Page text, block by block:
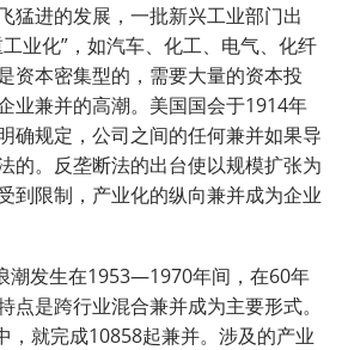
猛进的发展，一批新兴工业部门出
业化”，如汽车、化工、电气、化纤
资本密集型的，需要大量的资本投
业兼并的高潮。美国国会于1914年
确规定，公司之间的任何兼并如果导
的。反垄断法的出台使以规模扩张为
到限制，产业化的纵向兼并成为企业
潮发生在1953—1970年间，在60年
点是跨行业混合兼并成为主要形式。
，就完成10858起兼并。涉及的产业